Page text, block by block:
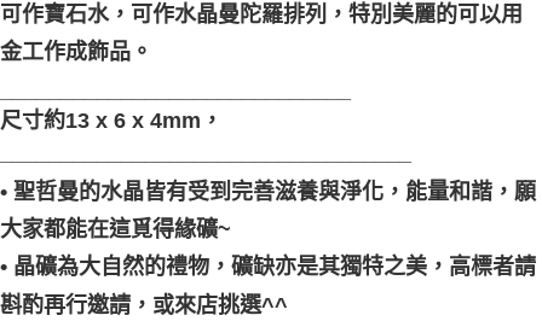
可作寶石水，可作水晶曼陀羅排列，特別美麗的可以用
金工作成飾品。
尺寸約13 x 6 x 4mm，
• 聖哲曼的水晶皆有受到完善滋養與淨化，能量和諧，願
大家都能在這覓得緣礦~
• 晶礦為大自然的禮物，礦缺亦是其獨特之美，高標者請
斟酌再行邀請，或來店挑選^^